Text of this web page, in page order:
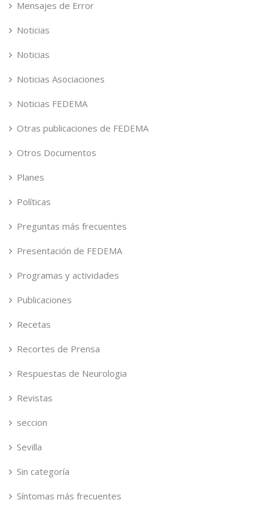
Mensajes de Error
Noticias
Noticias
Noticias Asociaciones
Noticias FEDEMA
Otras publicaciones de FEDEMA
Otros Documentos
Planes
Políticas
Preguntas más frecuentes
Presentación de FEDEMA
Programas y actividades
Publicaciones
Recetas
Recortes de Prensa
Respuestas de Neurologia
Revistas
seccion
Sevilla
Sin categoría
Síntomas más frecuentes